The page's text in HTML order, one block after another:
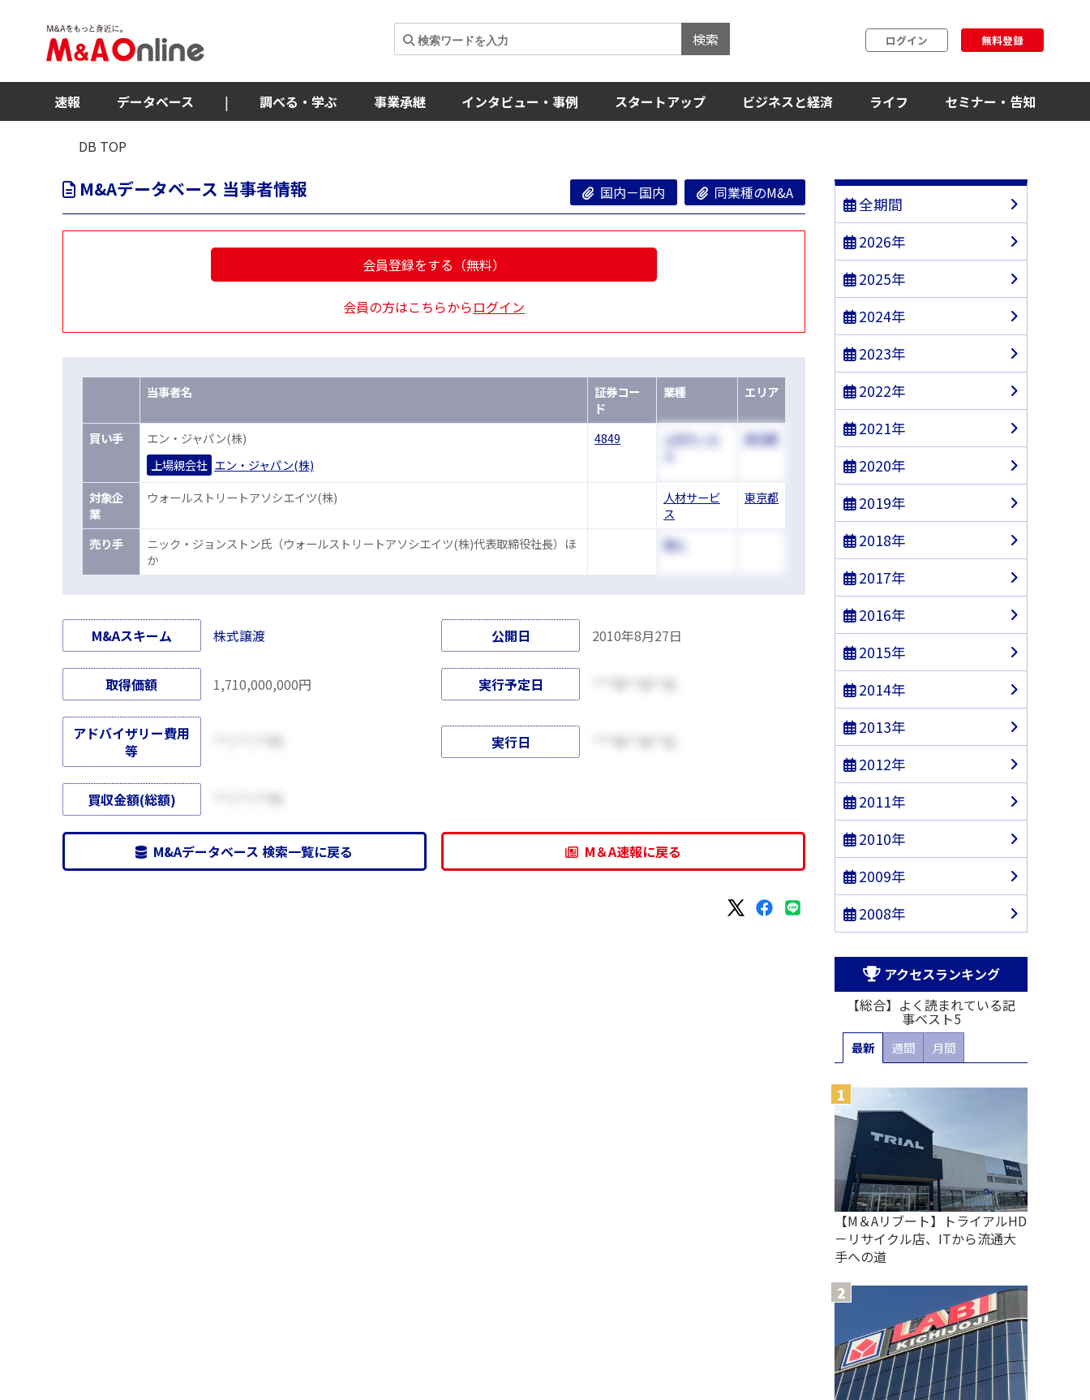
検索 ログイン 無料登録
速報 データベース | 調べる・学ぶ 事業承継 インタビュー・事例 スタートアップ ビジネスと経済 ライフ セミナー・告知
DB TOP
M&Aデータベース 当事者情報 国内－国内 同業種のM&A
会員登録をする（無料）
会員の方はこちらからログイン
当事者名
証券コー
ド
業種 エリア
買い手
エン・ジャパン(株)
上場親会社 エン・ジャパン(株)
4849
人材サービ
東京都
対象企
業
ウォールストリートアソシエイツ(株)
人材サービ
ス
東京都
売り手
ニック・ジョンストン氏（ウォールストリートアソシエイツ(株)代表取締役社長）ほ
か
個人
M&Aスキーム 株式譲渡 公開日 2010年8月27日
取得価額 1,710,000,000円 実行予定日
アドバイザリー費用
等
実行日
買収金額(総額)
M&Aデータベース 検索一覧に戻る M＆A速報に戻る
全期間
2026年
2025年
2024年
2023年
2022年
2021年
2020年
2019年
2018年
2017年
2016年
2015年
2014年
2013年
2012年
2011年
2010年
2009年
2008年
アクセスランキング
【総合】よく読まれている記
事ベスト5
最新 週間 月間
【M＆Aリブート】トライアルHD
－リサイクル店、ITから流通大
手への道